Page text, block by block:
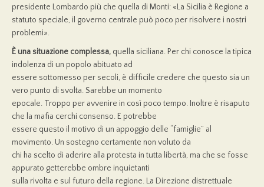
presidente Lombardo più che quella di Monti: «La Sicilia è Regione a
statuto speciale, il governo centrale può poco per risolvere i nostri
problemi».
È una situazione complessa, quella siciliana. Per chi conosce la tipica
indolenza di un popolo abituato ad
essere sottomesso per secoli, è difficile credere che questo sia un
vero punto di svolta. Sarebbe un momento
epocale. Troppo per avvenire in così poco tempo. Inoltre è risaputo
che la mafia cerchi consenso. E potrebbe
essere questo il motivo di un appoggio delle “famiglie” al
movimento. Un sostegno certamente non voluto da
chi ha scelto di aderire alla protesta in tutta libertà, ma che se fosse
appurato getterebbe ombre inquietanti
sulla rivolta e sul futuro della regione. La Direzione distrettuale